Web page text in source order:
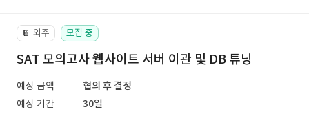
📔 외주 모집 중
SAT 모의고사 웹사이트 서버 이관 및 DB 튜닝
예상 금액
협의 후 결정
예상 기간
30일